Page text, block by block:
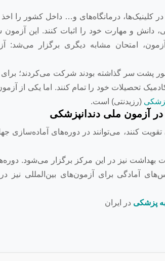
کلینیک‌ها، درمانگاه‌های و… داخل کشور را اخذ
و مهارت خود را اثبات کنند. این آزمون
امتحان مشابه دیگری برگزار می‌شد:
پشت سر گذاشته بودند شرکت می‌کردند؛ برای
تحصیلات خود را تمام کنند. اما یکی از
(رزیدنتی) است.
آزمون ملی دندانپزشکی
کنند، می‌توانند در دوره‌های آماده‌سازی
بهداشت نیز در این مرکز برگزار می‌شود.
آمادگی برای آزمون‌های بین‌المللی نیز
پزشکی در ایران